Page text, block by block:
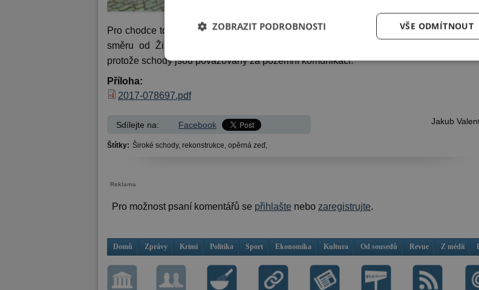
Pro chodce to znamená jedno ne příliš významné omezení. Část Širokých schodů je
směru od Žižkova náměstí uzavřena. Vyroste tu lešení, objeví se dopravní
protože schody jsou považovány za pozemní komunikaci.
Příloha:
2017-078697.pdf
Jakub
Sdílejte na: Facebook
Štítky: Široké schody, rekonstrukce, opěrná zeď,
Reklama
Pro možnost psaní komentářů se přihlašte nebo zaregistrujte.
Domů Zprávy Krimi Politika Sport Ekonomika Kultura Od sousedů Revue Z médií
VŠE ODMÍTNOUT
ZOBRAZIT PODROBNOSTI